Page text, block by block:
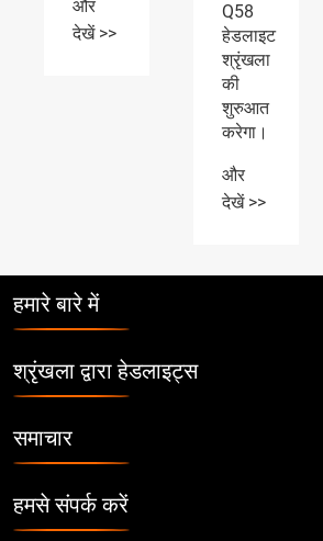
Q58
हेडलाइट
लाइटिंग
समाधान
प्रदर्शित
किए
और
हमारे बारे में
श्रृंखला द्वारा हेडलाइट्स
समाचार
हमसे संपर्क करें